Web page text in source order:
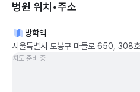
병원 위치•주소
방학역
서울특별시 도봉구 마들로 650, 308
지도 준비 중